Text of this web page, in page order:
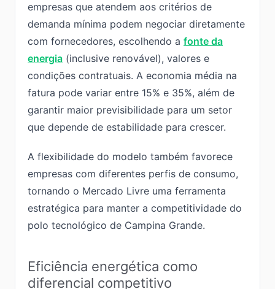
empresas que atendem aos critérios de
demanda mínima podem negociar diretamente
com fornecedores, escolhendo a fonte da
energia (inclusive renovável), valores e
condições contratuais. A economia média na
fatura pode variar entre 15% e 35%, além de
garantir maior previsibilidade para um setor
que depende de estabilidade para crescer.
A flexibilidade do modelo também favorece
empresas com diferentes perfis de consumo,
tornando o Mercado Livre uma ferramenta
estratégica para manter a competitividade do
polo tecnológico de Campina Grande.
Eficiência energética como
diferencial competitivo